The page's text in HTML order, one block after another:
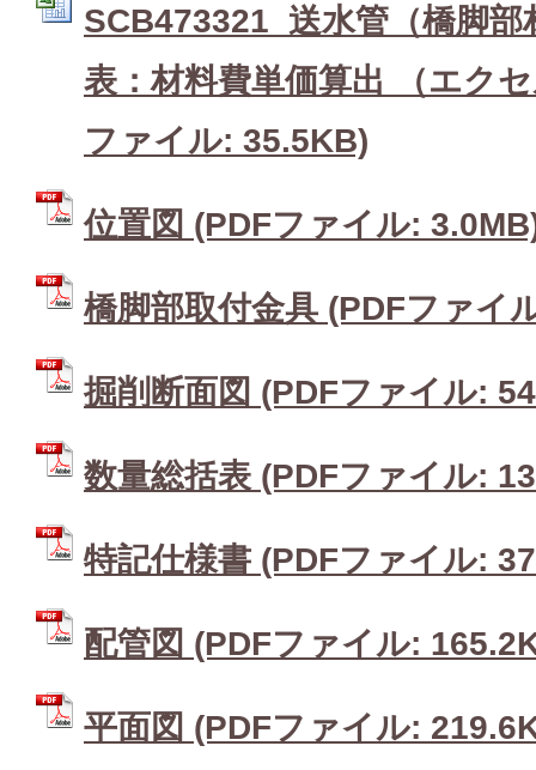
SCB473321_送水管（橋脚部
表：材料費単価算出 （エク
ファイル: 35.5KB)
位置図 (PDFファイル:
橋脚部取付金具 (PDFファイ
掘削断面図 (PDFファイル:
数量総括表 (PDFファイル:
特記仕様書 (PDFファイル:
配管図 (PDFファイル:
平面図 (PDFファイル: